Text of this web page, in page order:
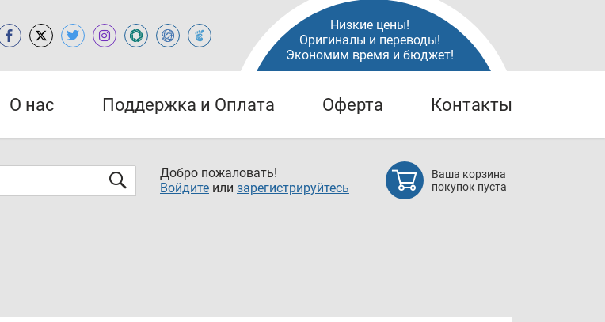
Низкие цены!
Оригиналы и переводы!
Экономим время и бюджет!
О нас Поддержка и Оплата Оферта Контакты
Добро пожаловать!
Войдите или зарегистрируйтесь
Ваша корзина
покупок пуста